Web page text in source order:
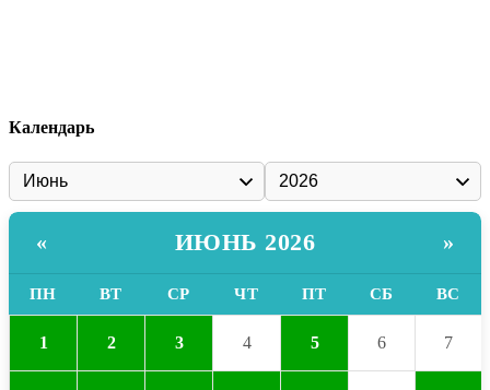
Календарь
« ИЮНЬ 2026 »
ПН ВТ СР ЧТ ПТ СБ ВС
1 2 3 4 5 6 7